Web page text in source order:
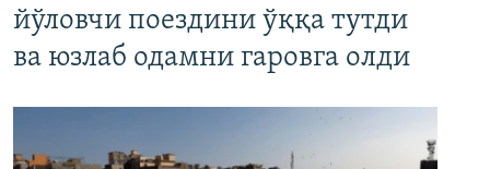
йўловчи поездини ўққа тутди
ва юзлаб одамни гаровга олди